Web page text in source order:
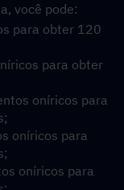
você pode:
para obter 120
para obter
oníricos para
oníricos para
oníricos para